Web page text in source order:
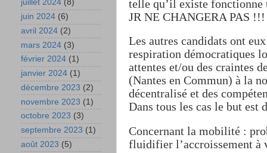
telle qu’il existe
JR NE CHANGERA PAS !!!
Les autres candidats ont
respiration démocratiques
attentes et/ou des craintes
(Nantes en Commun) à la
décentralisé et des
Dans tous les cas le but est
Concernant la mobilité :
fluidifier l’accroissement à
juillet 2024 (8)
juin 2024 (6)
avril 2024 (2)
mars 2024 (3)
février 2024 (1)
janvier 2024 (1)
décembre 2023 (2)
novembre 2023 (1)
octobre 2023 (3)
septembre 2023 (1)
août 2023 (5)